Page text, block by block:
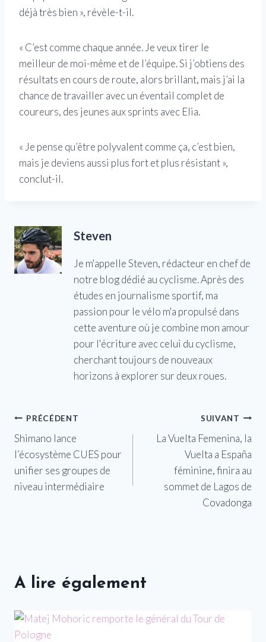
déjà très bien », révèle-t-il.
« C’est comme chaque année. Je veux tirer le
meilleur de moi-même et de l’équipe. Si j’obtiens des
résultats en cours de route, alors brillant, mais j’ai la
chance de travailler avec un éventail complet de
coureurs, des jeunes aux sprints avec Elia.
« Je pense qu’être polyvalent comme ça, c’est bien,
mais je deviens aussi plus fort et plus résistant »,
conclut-il.
Steven
Je m'appelle Steven, rédacteur en chef de
notre blog dédié au cyclisme. Après des
études en journalisme sportif, ma
passion pour le vélo m'a propulsé dans
cette aventure où je combine mon amour
pour l'écriture avec celui du cyclisme,
cherchant toujours de nouveaux
horizons à explorer sur deux roues.
Navigation
de
l’article
PRÉCÉDENT
Shimano lance
l’écosystème CUES pour
unifier ses groupes de
niveau intermédiaire
SUIVANT
La Vuelta Femenina, la
Vuelta a España
féminine, finira au
sommet de Lagos de
Covadonga
A lire également